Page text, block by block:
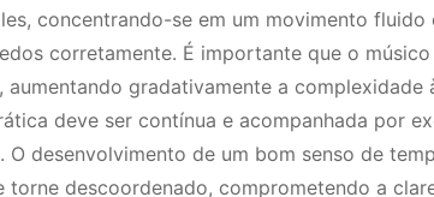
concentrando-se em um movimento
corretamente. É importante que o
aumentando gradativamente a
deve ser contínua e acompanhada por
O desenvolvimento de um bom senso de
torne descoordenado, comprometendo a